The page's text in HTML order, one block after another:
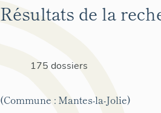
Résultats de la
175 dossiers
(Commune : Mantes-la-Jolie)